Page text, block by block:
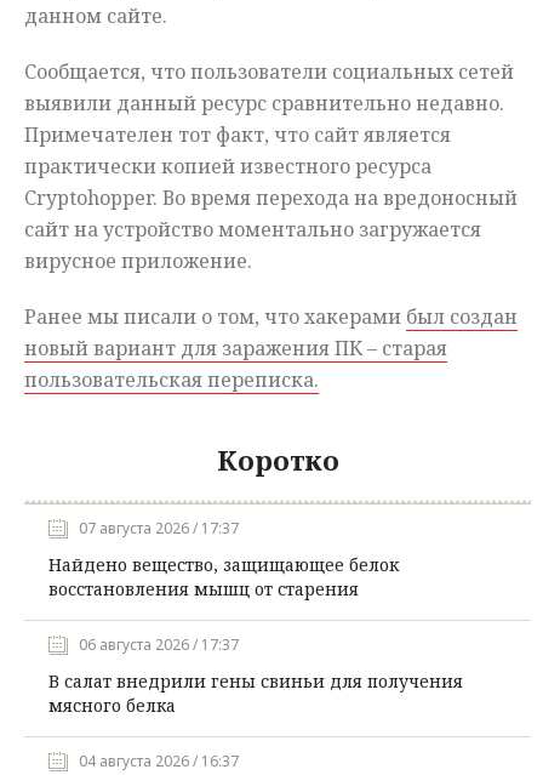
данном сайте.
Сообщается, что пользователи социальных сетей
выявили данный ресурс сравнительно недавно.
Примечателен тот факт, что сайт является
практически копией известного ресурса
Cryptohopper. Во время перехода на вредоносный
сайт на устройство моментально загружается
вирусное приложение.
Ранее мы писали о том, что хакерами был создан
новый вариант для заражения ПК – старая
пользовательская переписка.
Коротко
07 августа 2026 / 17:37
Найдено вещество, защищающее белок
восстановления мышц от старения
06 августа 2026 / 17:37
В салат внедрили гены свиньи для получения
мясного белка
04 августа 2026 / 16:37